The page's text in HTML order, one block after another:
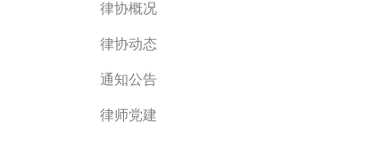
律协概况
律协动态
通知公告
律师党建